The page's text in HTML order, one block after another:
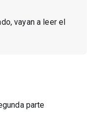
vayan a leer el
parte